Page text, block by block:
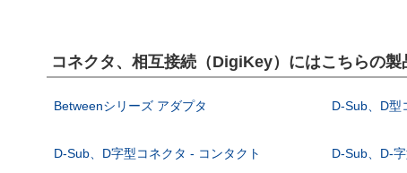
コネクタ、相互接続（DigiKey）にはこちらの製
Betweenシリーズ アダプタ D-Sub、D型
D-Sub、D字型コネクタ - コンタクト D-Sub、D-